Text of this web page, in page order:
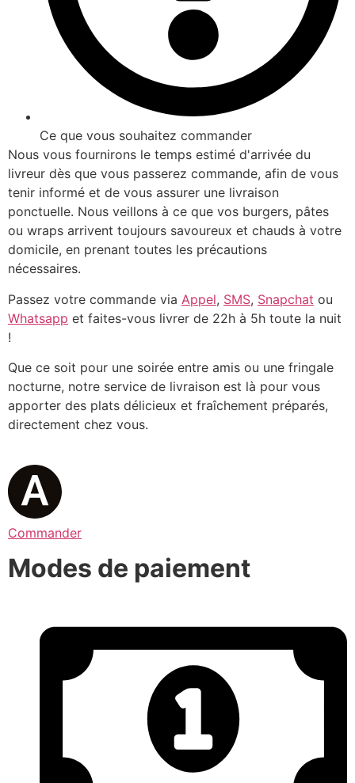
Ce que vous souhaitez commander
Nous vous fournirons le temps estimé d'arrivée du
livreur dès que vous passerez commande, afin de vous
tenir informé et de vous assurer une livraison
ponctuelle. Nous veillons à ce que vos burgers, pâtes
ou wraps arrivent toujours savoureux et chauds à votre
domicile, en prenant toutes les précautions
nécessaires.
Passez votre commande via Appel, SMS, Snapchat ou
Whatsapp et faites-vous livrer de 22h à 5h toute la nuit
!
Que ce soit pour une soirée entre amis ou une fringale
nocturne, notre service de livraison est là pour vous
apporter des plats délicieux et fraîchement préparés,
directement chez vous.
Commander
Modes de paiement